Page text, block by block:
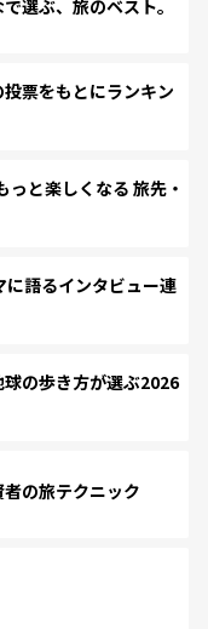
選ぶ、旅のベスト。
票をもとにランキン
と楽しくなる 旅先・
語るインタビュー連
の歩き方が選ぶ2026
の旅テクニック